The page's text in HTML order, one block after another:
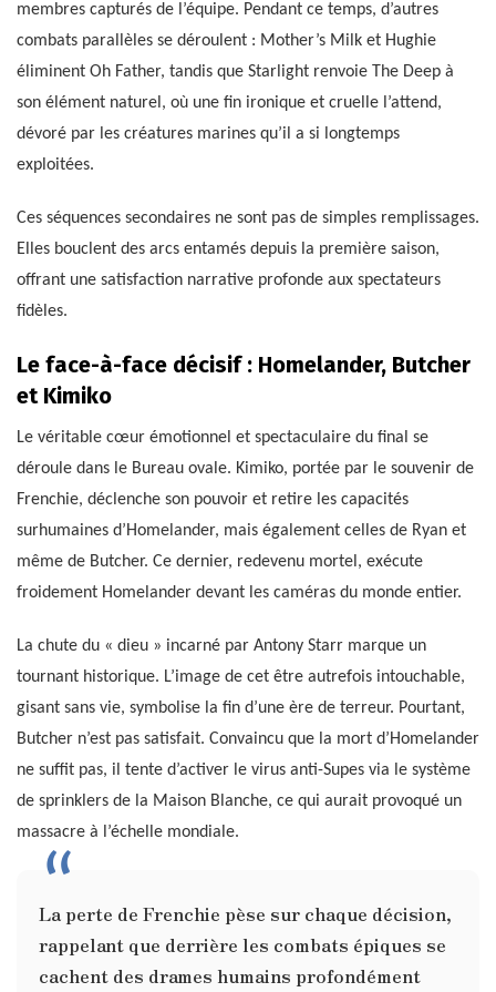
membres capturés de l’équipe. Pendant ce temps, d’autres
combats parallèles se déroulent : Mother’s Milk et Hughie
éliminent Oh Father, tandis que Starlight renvoie The Deep à
son élément naturel, où une fin ironique et cruelle l’attend,
dévoré par les créatures marines qu’il a si longtemps
exploitées.
Ces séquences secondaires ne sont pas de simples remplissages.
Elles bouclent des arcs entamés depuis la première saison,
offrant une satisfaction narrative profonde aux spectateurs
fidèles.
Le face-à-face décisif : Homelander, Butcher
et Kimiko
Le véritable cœur émotionnel et spectaculaire du final se
déroule dans le Bureau ovale. Kimiko, portée par le souvenir de
Frenchie, déclenche son pouvoir et retire les capacités
surhumaines d’Homelander, mais également celles de Ryan et
même de Butcher. Ce dernier, redevenu mortel, exécute
froidement Homelander devant les caméras du monde entier.
La chute du « dieu » incarné par Antony Starr marque un
tournant historique. L’image de cet être autrefois intouchable,
gisant sans vie, symbolise la fin d’une ère de terreur. Pourtant,
Butcher n’est pas satisfait. Convaincu que la mort d’Homelander
ne suffit pas, il tente d’activer le virus anti-Supes via le système
de sprinklers de la Maison Blanche, ce qui aurait provoqué un
massacre à l’échelle mondiale.
La perte de Frenchie pèse sur chaque décision,
rappelant que derrière les combats épiques se
cachent des drames humains profondément